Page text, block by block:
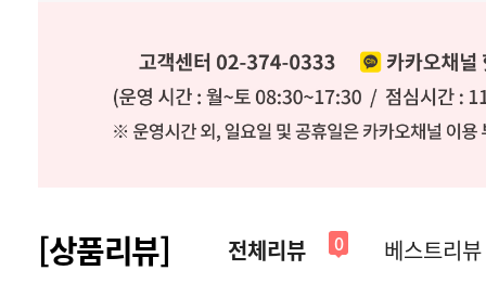
[상품리뷰] 전체리뷰 0 베스트리뷰